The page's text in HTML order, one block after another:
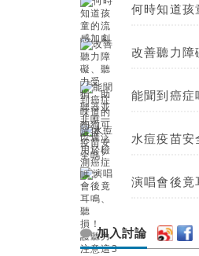
何時知道孩
改善聽力
能聞到癌症
水痘疫苗安
演唱會後
加入討論